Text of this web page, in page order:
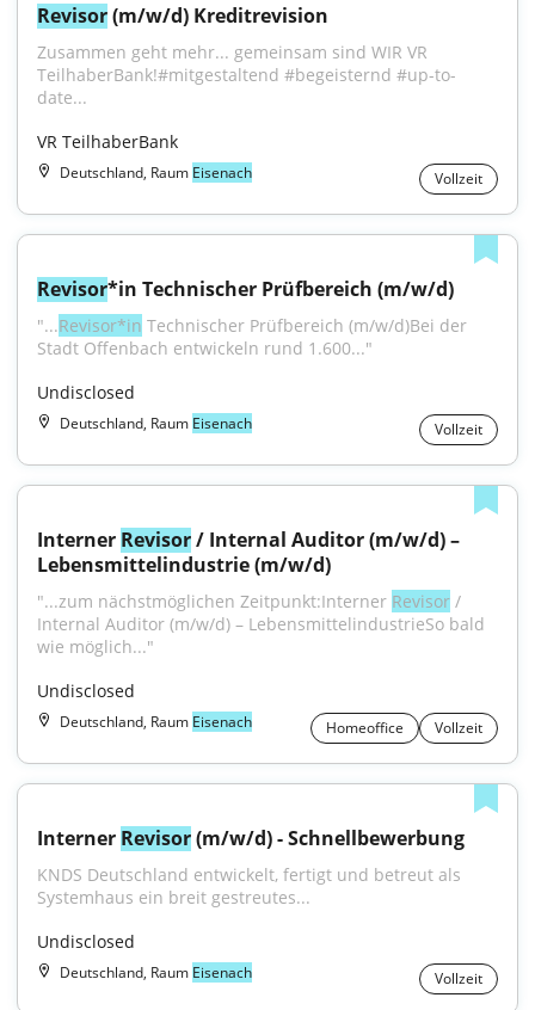
Revisor (m/w/d) Kreditrevision
Zusammen geht mehr... gemeinsam sind WIR VR
TeilhaberBank!#mitgestaltend #begeisternd #up-to-
date...
VR TeilhaberBank
Deutschland, Raum Eisenach Vollzeit
Revisor*in Technischer Prüfbereich (m/w/d)
"...Revisor*in Technischer Prüfbereich (m/w/d)Bei der
Stadt Offenbach entwickeln rund 1.600..."
Undisclosed
Deutschland, Raum Eisenach Vollzeit
Interner Revisor / Internal Auditor (m/w/d) –
Lebensmittelindustrie (m/w/d)
"...zum nächstmöglichen Zeitpunkt:Interner Revisor /
Internal Auditor (m/w/d) – LebensmittelindustrieSo bald
wie möglich..."
Undisclosed
Deutschland, Raum Eisenach Homeoffice Vollzeit
Interner Revisor (m/w/d) - Schnellbewerbung
KNDS Deutschland entwickelt, fertigt und betreut als
Systemhaus ein breit gestreutes...
Undisclosed
Deutschland, Raum Eisenach Vollzeit